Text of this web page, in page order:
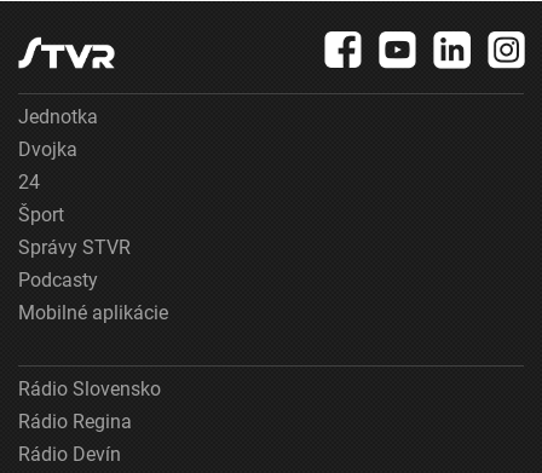
Jednotka
Dvojka
24
Šport
Správy STVR
Podcasty
Mobilné aplikácie
Rádio Slovensko
Rádio Regina
Rádio Devín